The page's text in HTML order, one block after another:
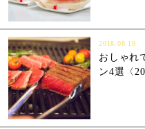
2018.08.19
おしゃれ
ン4選〈